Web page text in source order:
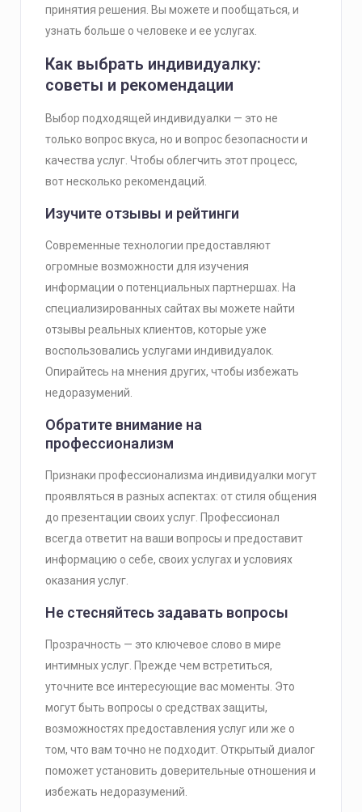
принятия решения. Вы можете и пообщаться, и
узнать больше о человеке и ее услугах.
Как выбрать индивидуалку:
советы и рекомендации
Выбор подходящей индивидуалки — это не
только вопрос вкуса, но и вопрос безопасности и
качества услуг. Чтобы облегчить этот процесс,
вот несколько рекомендаций.
Изучите отзывы и рейтинги
Современные технологии предоставляют
огромные возможности для изучения
информации о потенциальных партнершах. На
специализированных сайтах вы можете найти
отзывы реальных клиентов, которые уже
воспользовались услугами индивидуалок.
Опирайтесь на мнения других, чтобы избежать
недоразумений.
Обратите внимание на
профессионализм
Признаки профессионализма индивидуалки могут
проявляться в разных аспектах: от стиля общения
до презентации своих услуг. Профессионал
всегда ответит на ваши вопросы и предоставит
информацию о себе, своих услугах и условиях
оказания услуг.
Не стесняйтесь задавать вопросы
Прозрачность — это ключевое слово в мире
интимных услуг. Прежде чем встретиться,
уточните все интересующие вас моменты. Это
могут быть вопросы о средствах защиты,
возможностях предоставления услуг или же о
том, что вам точно не подходит. Открытый диалог
поможет установить доверительные отношения и
избежать недоразумений.